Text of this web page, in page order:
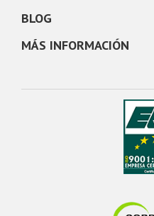
BLOG
MÁS INFORMACIÓN